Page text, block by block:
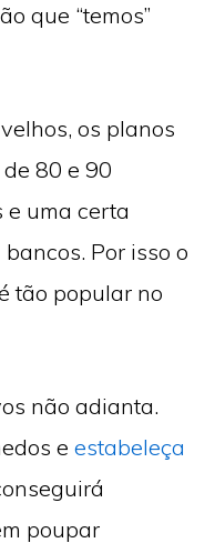
que “temos”
os planos
80 e 90
uma certa
Por isso o
tão popular no
não adianta.
eestabeleça
poupar